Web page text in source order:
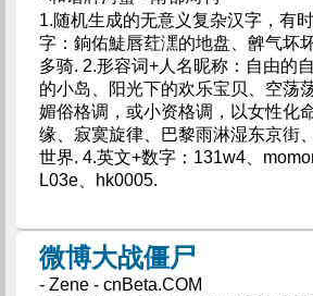
1.随机生成的无意义复杂汉字，有
字：銄佑鯐唇荭潶的地盘、朇气坏
多骑. 2.形容词+人名昵称：自由的
的小岛、阳光下的欢乐宝贝、空荡
媚俗格调，或小资格调，以女性化
缘、寂寞旋律、巴黎雨淋湿东京街
世界. 4.英文+数字：131w4、
L03e、hk0005.
微博大战僵尸
- Zene - cnBeta.COM